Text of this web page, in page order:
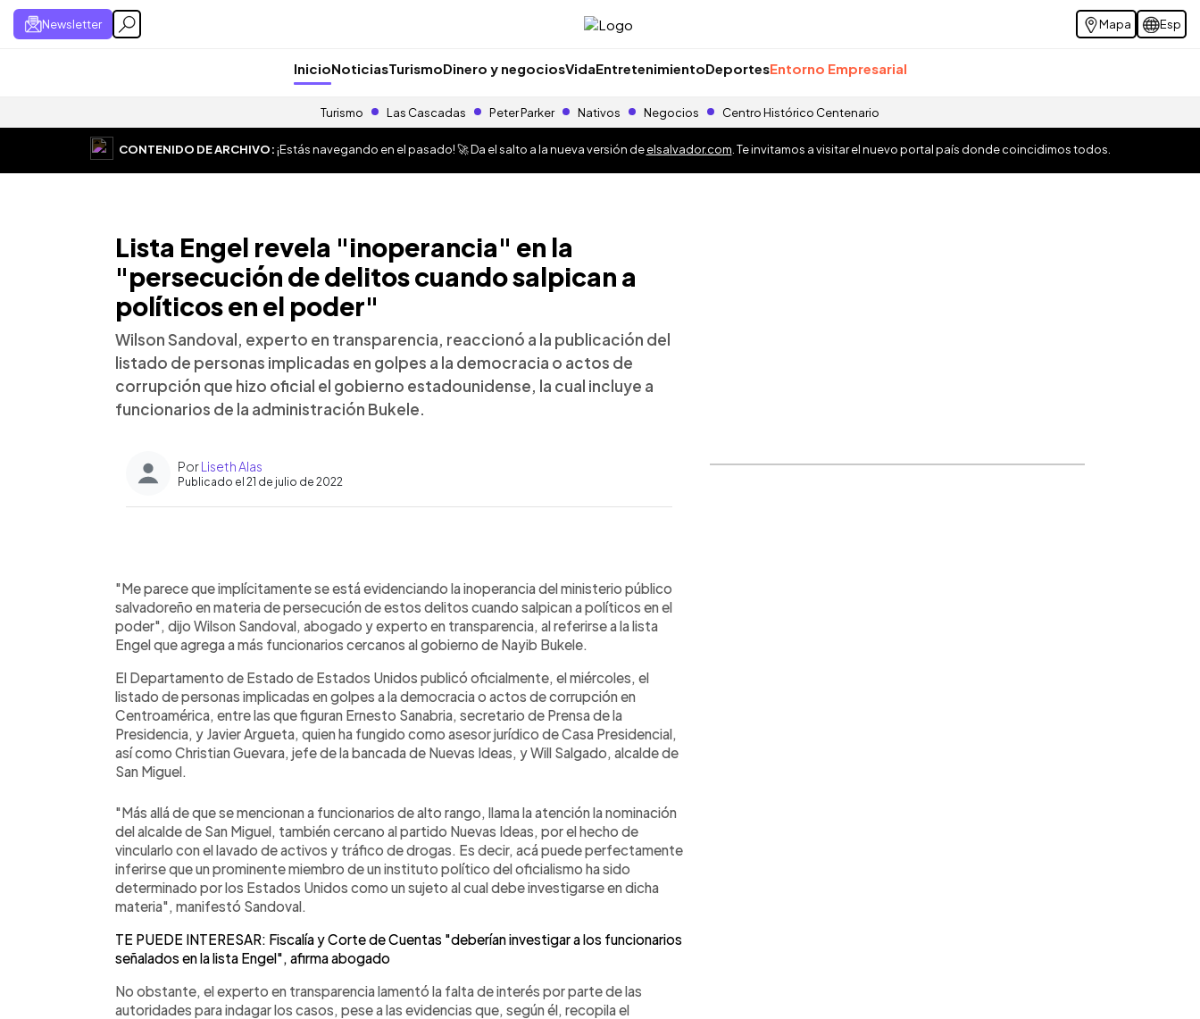
Newsletter Mapa Esp
InicioNoticiasTurismoDinero y negociosVidaEntretenimientoDeportesEntorno Empresarial
Turismo Las Cascadas Peter Parker Nativos Negocios Centro Histórico Centenario
CONTENIDO DE ARCHIVO:¡Estás navegando en el pasado! 🚀 Da el salto a la nueva versión deelsalvador.com . Te invitamos a visitar el nuevo portal país donde coincidimos todos.
Lista Engel revela "inoperancia" en la
"persecución de delitos cuando salpican a
políticos en el poder"
Wilson Sandoval, experto en transparencia, reaccionó a la publicación del
listado de personas implicadas en golpes a la democracia o actos de
corrupción que hizo oficial el gobierno estadounidense, la cual incluye a
funcionarios de la administración Bukele.
PorLiseth Alas
Publicado el 21 de julio de 2022
Escuchar artículo
"Me parece que implícitamente se está evidenciando la inoperancia del ministerio público
salvadoreño en materia de persecución de estos delitos cuando salpican a políticos en el
poder", dijo Wilson Sandoval, abogado y experto en transparencia, al referirse a la lista
Engel que agrega a más funcionarios cercanos al gobierno de Nayib Bukele.
El Departamento de Estado de Estados Unidos publicó oficialmente, el miércoles, el
listado de personas implicadas en golpes a la democracia o actos de corrupción en
Centroamérica, entre las que figuran Ernesto Sanabria, secretario de Prensa de la
Presidencia, y Javier Argueta, quien ha fungido como asesor jurídico de Casa Presidencial,
así como Christian Guevara, jefe de la bancada de Nuevas Ideas, y Will Salgado, alcalde de
San Miguel.
"Más allá de que se mencionan a funcionarios de alto rango, llama la atención la nominación
del alcalde de San Miguel, también cercano al partido Nuevas Ideas, por el hecho de
vincularlo con el lavado de activos y tráfico de drogas. Es decir, acá puede perfectamente
inferirse que un prominente miembro de un instituto político del oficialismo ha sido
determinado por los Estados Unidos como un sujeto al cual debe investigarse en dicha
materia", manifestó Sandoval.
TE PUEDE INTERESAR: Fiscalía y Corte de Cuentas "deberían investigar a los funcionarios
señalados en la lista Engel", afirma abogado
No obstante, el experto en transparencia lamentó la falta de interés por parte de las
autoridades para indagar los casos, pese a las evidencias que, según él, recopila el